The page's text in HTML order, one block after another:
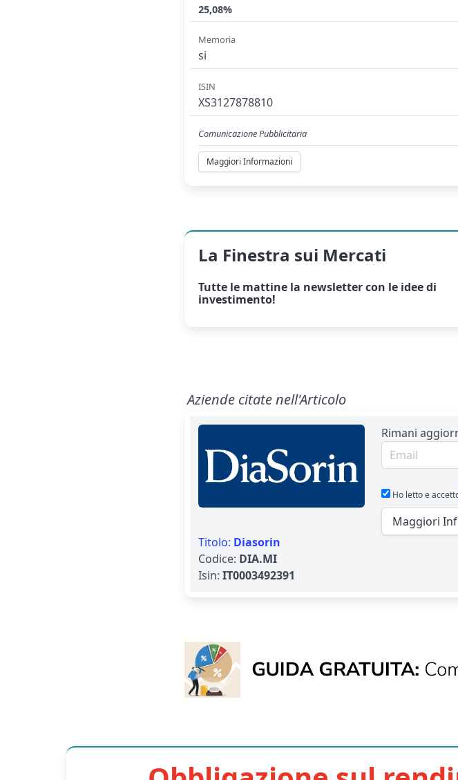
25,08%
Memoria
si
ISIN
XS3127878810
Comunicazione Pubblicitaria
Maggiori Informazioni
La Finestra sui Mercati
Tutte le mattine la newslettercon le idee di
investimento!
Aziende citate nell'Articolo
Titolo: Diasorin
Codice: DIA.MI
Isin:IT0003492391
Rimani
Email per
Ho letto e
Maggiori